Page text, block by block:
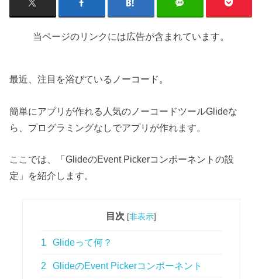
当ページのリンクには広告が含まれています。
最近、注目を浴びているノーコード。
簡単にアプリが作れる人気のノーコードツールGlideな
ら、プログラミングなしでアプリが作れます。
ここでは、「GlideのEvent Pickerコンポーネントの設
定」を紹介します。
目次 [非表示]
1 Glideって何？
2 GlideのEvent Pickerコンポーネント